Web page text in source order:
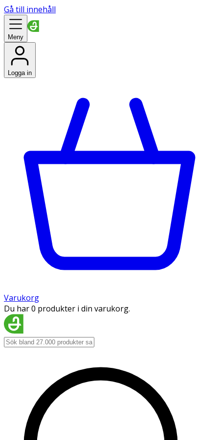
Gå till innehåll
Meny
Logga in
Varukorg
Du har 0 produkter i din varukorg.